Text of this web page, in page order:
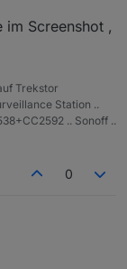
Screenshot ,
Trekstor
Station ..
.. Sonoff ..
0